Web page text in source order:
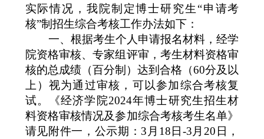
实际情况，我院制定博士研究生“申请考
核”制招生综合考核工作办法如下：
一、根据考生个人申请报名材料，经学
院资格审核、专家组评审，考生材料资格审
核的总成绩（百分制）达到合格（60分及以
上）视为通过审核，可以参加综合考核复
试。《经济学院2024年博士研究生招生材
料资格审核情况及参加综合考核考生名单》
请见附件一，公示期： 3 月 18日-3 月 20 日，